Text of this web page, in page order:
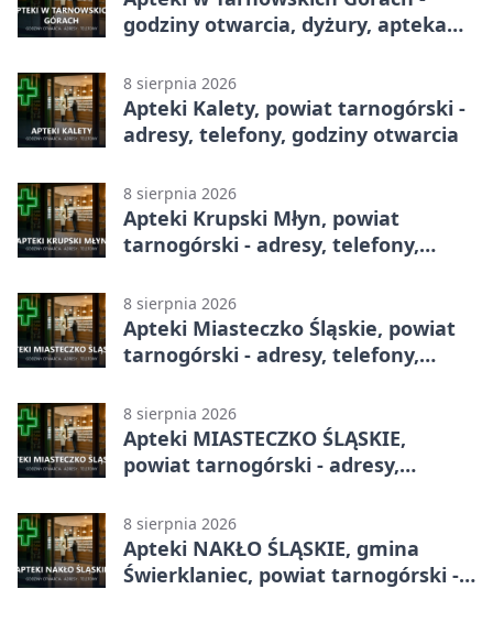
godziny otwarcia, dyżury, apteka
8 sierpnia 2026
Apteki Kalety, powiat tarnogórski -
adresy, telefony, godziny otwarcia
8 sierpnia 2026
Apteki Krupski Młyn, powiat
tarnogórski - adresy, telefony,
8 sierpnia 2026
Apteki Miasteczko Śląskie, powiat
tarnogórski - adresy, telefony,
8 sierpnia 2026
Apteki MIASTECZKO ŚLĄSKIE,
powiat tarnogórski - adresy,
8 sierpnia 2026
Apteki NAKŁO ŚLĄSKIE, gmina
Świerklaniec, powiat tarnogórski -